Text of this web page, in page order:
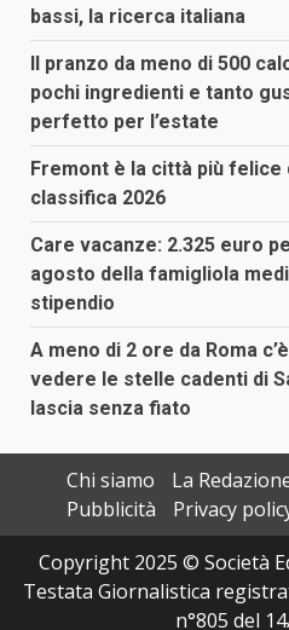
bassi, la ricerca italiana
Il pranzo da meno di 500
pochi ingredienti e tanto
perfetto per l’estate
Fremont è la città più felice
classifica 2026
Care vacanze: 2.325 euro
agosto della famigliola
stipendio
A meno di 2 ore da Roma
vedere le stelle cadenti di
lascia senza fiato
Chi siamo
La
Pubblicità
Privacy
Copyright 2025 © Società
Testata Giornalistica
n°805 del